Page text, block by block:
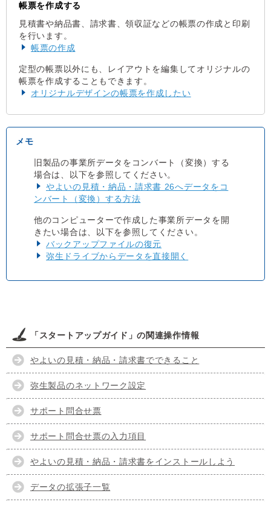
帳票を作成する
見積書や納品書、請求書、領収証などの帳票の作成と印刷
を行います。
帳票の作成
定型の帳票以外にも、レイアウトを編集してオリジナルの
帳票を作成することもできます。
オリジナルデザインの帳票を作成したい
旧製品の事業所データをコンバート（変換）する
場合は、以下を参照してください。
やよいの見積・納品・請求書 26へデータをコ
ンバート（変換）する方法
他のコンピューターで作成した事業所データを開
きたい場合は、以下を参照してください。
バックアップファイルの復元
弥生ドライブからデータを直接開く
「スタートアップガイド」の関連操作情報
やよいの見積・納品・請求書でできること
弥生製品のネットワーク設定
サポート問合せ票
サポート問合せ票の入力項目
やよいの見積・納品・請求書をインストールしよう
データの拡張子一覧